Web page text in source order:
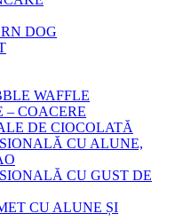
DOG
WAFFLE
– COACERE
DE CIOCOLATĂ
CU ALUNE,
CU GUST DE
CU ALUNE ȘI